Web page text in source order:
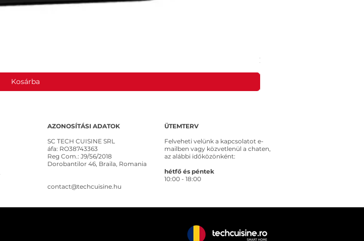
Kosárba
Ár
20 653 Ft
AZONOSÍTÁSI ADATOK
SC TECH CUISINE SRL
áfa: RO38743363
Reg Com.: J9/56/2018
Dorobantilor 46, Braila, Romania
contact@techcuisine.hu
ÜTEMTERV
Felveheti velünk a kapcsolatot e-
mailben vagy közvetlenül a chaten,
az alábbi időközönként:
hétfő és péntek
10:00 - 18:00